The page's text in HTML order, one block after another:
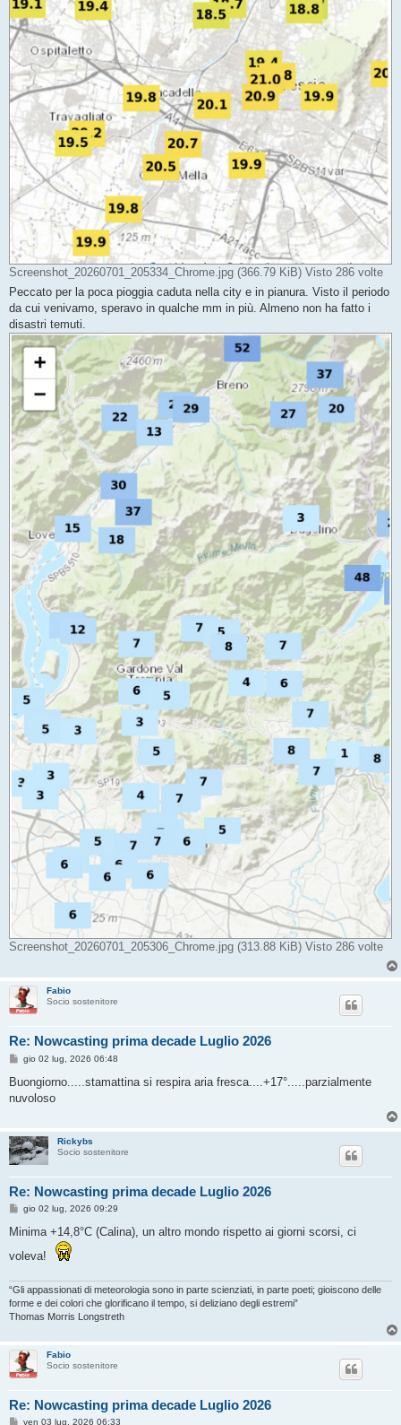
Screenshot_20260701_205334_Chrome.jpg (366.79 KiB) Visto 286 volte
Peccato per la poca pioggia caduta nella city e in pianura. Visto il periodo
da cui venivamo, speravo in qualche mm in più. Almeno non ha fatto i
disastri temuti.
Screenshot_20260701_205306_Chrome.jpg (313.88 KiB) Visto 286 volte
Fabio
Socio sostenitore
Re: Nowcasting prima decade Luglio 2026
M
s
a
i
o
gio 02 lug, 2026 06:48
Buongiorno.....stamattina si respira aria fresca....+17°.....parzialmente
nuvoloso
Rickybs
Socio sostenitore
Re: Nowcasting prima decade Luglio 2026
M
s
a
g
i
o
gio 02 lug, 2026 09:29
Minima +14,8°C (Calina), un altro mondo rispetto ai giorni scorsi, ci
voleva!
“Gli appassionati di meteorologia sono in parte scienziati, in parte poeti; gioiscono delle
forme e dei colori che glorificano il tempo, si deliziano degli estremi”
Thomas Morris Longstreth
Fabio
Socio sostenitore
Re: Nowcasting prima decade Luglio 2026
Mven 03 lug, 2026 06:33